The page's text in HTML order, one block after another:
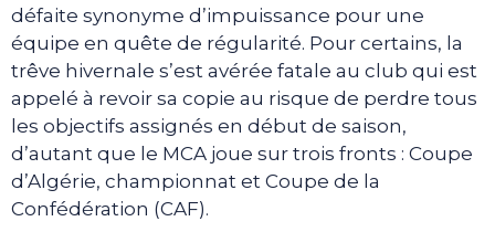
défaite synonyme d’impuissance pour une
équipe en quête de régularité. Pour certains, la
trêve hivernale s’est avérée fatale au club qui est
appelé à revoir sa copie au risque de perdre tous
les objectifs assignés en début de saison,
d’autant que le MCA joue sur trois fronts : Coupe
d’Algérie, championnat et Coupe de la
Confédération (CAF).